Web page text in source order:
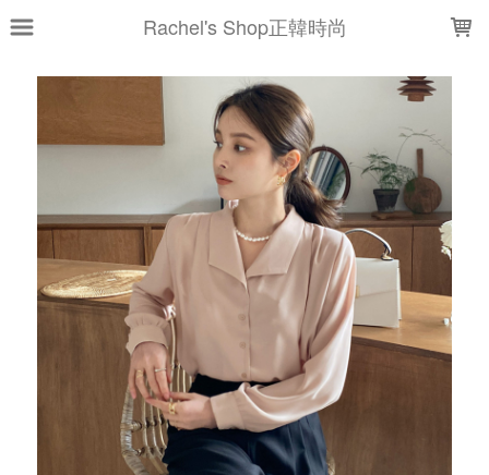
Rachel's Shop正韓時尚